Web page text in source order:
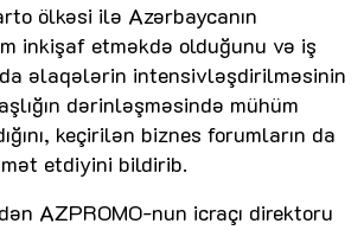
ölkəsi ilə Azərbaycanın
inkişaf etməkdə olduğunu və iş
əlaqələrin intensivləşdirilməsinin
dərinləşməsində mühüm
keçirilən biznes forumların da
etdiyini bildirib.
AZPROMO-nun icraçı direktoru